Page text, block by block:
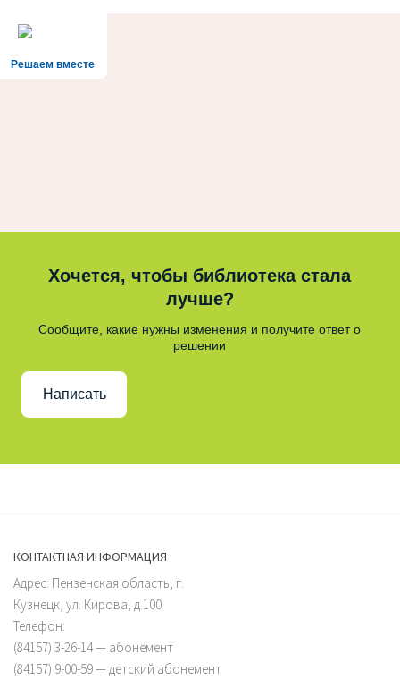
Решаем вместе
Хочется, чтобы библиотека стала
лучше?
Сообщите, какие нужны изменения и получите ответ о
решении
Написать
КОНТАКТНАЯ ИНФОРМАЦИЯ
Адрес: Пензенская область, г.
Кузнецк, ул. Кирова, д.100
Телефон:
(84157) 3-26-14 — абонемент
(84157) 9-00-59 — детский абонемент